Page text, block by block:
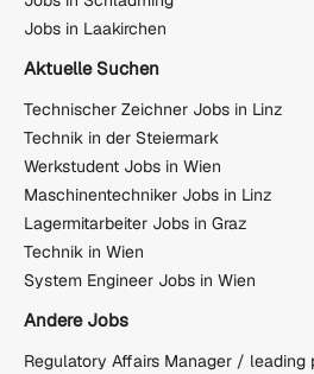
Jobs in Laakirchen
Aktuelle Suchen
Technischer Zeichner Jobs in Linz
Technik in der Steiermark
Werkstudent Jobs in Wien
Maschinentechniker Jobs in Linz
Lagermitarbeiter Jobs in Graz
Technik in Wien
System Engineer Jobs in Wien
Andere Jobs